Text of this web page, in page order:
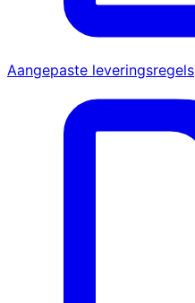
Aangepaste leveringsregels